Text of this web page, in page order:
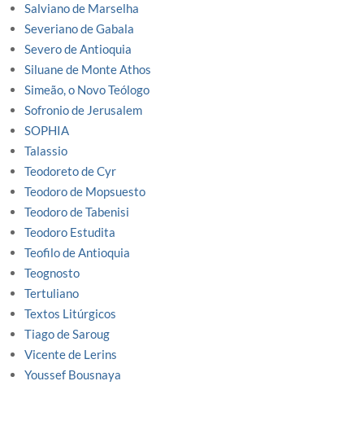
Salviano de Marselha
Severiano de Gabala
Severo de Antioquia
Siluane de Monte Athos
Simeão, o Novo Teólogo
Sofronio de Jerusalem
SOPHIA
Talassio
Teodoreto de Cyr
Teodoro de Mopsuesto
Teodoro de Tabenisi
Teodoro Estudita
Teofilo de Antioquia
Teognosto
Tertuliano
Textos Litúrgicos
Tiago de Saroug
Vicente de Lerins
Youssef Bousnaya